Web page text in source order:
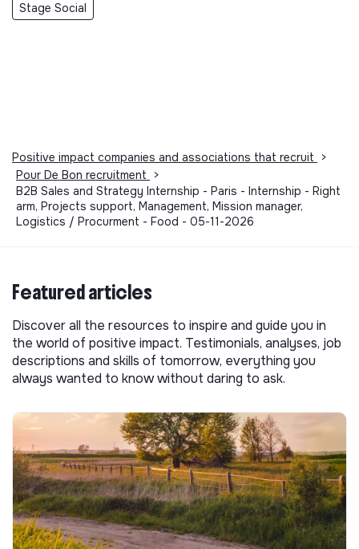
Stage Social
Positive impact companies and associations that recruit
>
Pour De Bon recruitment
>
B2B Sales and Strategy Internship - Paris - Internship - Right
arm, Projects support, Management, Mission manager,
Logistics / Procurment - Food - 05-11-2026
Featured articles
Discover all the resources to inspire and guide you in
the world of positive impact. Testimonials, analyses, job
descriptions and skills of tomorrow, everything you
always wanted to know without daring to ask.